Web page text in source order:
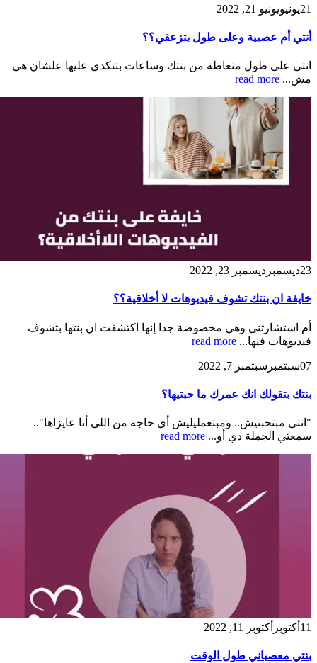
21يونيويونيو 21, 2022
أنتي أم عصبية وعلى طول بتزعقي؟؟
انتي على طول متغاظة من بنتك وساعات بتنكدي عليها علشان هي
مش... read more
23ديسمبر ديسمبر 23, 2022
خايفة ان بنتك تشوف فيديوهات لا أخلاقية؟؟
أم استشارتني وهي مخضوضة جدا إنها اكتشفت ان بنتها بتشوف
فيديوهات فيها... read more
07سبتمبر سبتمبر 7, 2022
بنتك بتقولك انك عمرك ما حبتيها؟
"انتي مبتحبنيش.. ومبتعمليليش أي حاجة من اللي أنا عايزاها"..
سمعتي الجملة دي أو... read more
11 أكتوبر أكتوبر 11, 2022
بنتي معصباني طول الوقت